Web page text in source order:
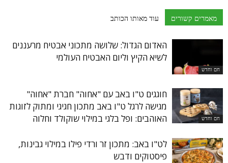
מאמרים קשורים עוד מאותו הכותב
חם וחדש
האדום הגדול: שלושה מתכוני אבטיח מרעננים
לשיא הקיץ וליום האבטיח העולמי
חם וחדש
חוגגים ט"ו באב עם "אחוה" חברת "אחוה"
מגישה לרגל ט"ו באב מתכון חגיגי ומתוק לזוגות
האוהבים: ופל בלגי במילוי שוקולד וחלוה
לט"ו באב: מתכון זר ורדי פילו במילוי גבינות,
פיסטוקים ודבש